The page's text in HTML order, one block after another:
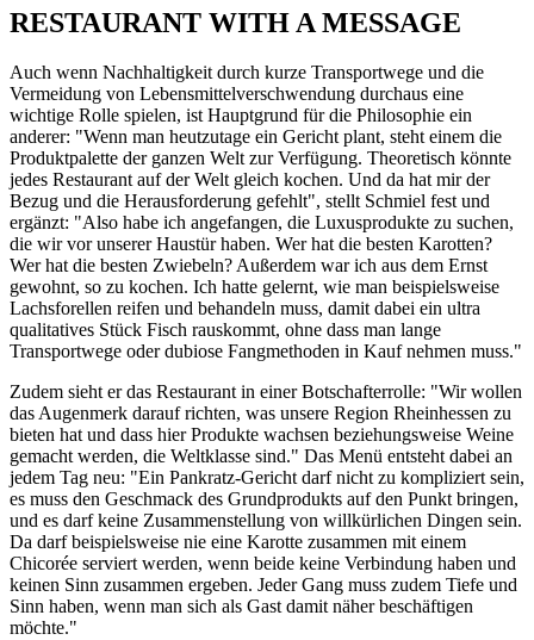
RESTAURANT WITH A MESSAGE
Auch wenn Nachhaltigkeit durch kurze Transportwege und die
Vermeidung von Lebensmittelverschwendung durchaus eine
wichtige Rolle spielen, ist Hauptgrund für die Philosophie ein
anderer: "Wenn man heutzutage ein Gericht plant, steht einem die
Produktpalette der ganzen Welt zur Verfügung. Theoretisch könnte
jedes Restaurant auf der Welt gleich kochen. Und da hat mir der
Bezug und die Herausforderung gefehlt", stellt Schmiel fest und
ergänzt: "Also habe ich angefangen, die Luxusprodukte zu suchen,
die wir vor unserer Haustür haben. Wer hat die besten Karotten?
Wer hat die besten Zwiebeln? Außerdem war ich aus dem Ernst
gewohnt, so zu kochen. Ich hatte gelernt, wie man beispielsweise
Lachsforellen reifen und behandeln muss, damit dabei ein ultra
qualitatives Stück Fisch rauskommt, ohne dass man lange
Transportwege oder dubiose Fangmethoden in Kauf nehmen muss."
Zudem sieht er das Restaurant in einer Botschafterrolle: "Wir wollen
das Augenmerk darauf richten, was unsere Region Rheinhessen zu
bieten hat und dass hier Produkte wachsen beziehungsweise Weine
gemacht werden, die Weltklasse sind." Das Menü entsteht dabei an
jedem Tag neu: "Ein Pankratz-Gericht darf nicht zu kompliziert sein,
es muss den Geschmack des Grundprodukts auf den Punkt bringen,
und es darf keine Zusammenstellung von willkürlichen Dingen sein.
Da darf beispielsweise nie eine Karotte zusammen mit einem
Chicorée serviert werden, wenn beide keine Verbindung haben und
keinen Sinn zusammen ergeben. Jeder Gang muss zudem Tiefe und
Sinn haben, wenn man sich als Gast damit näher beschäftigen
möchte."